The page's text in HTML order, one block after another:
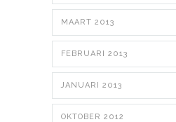
MAART 2013
FEBRUARI 2013
JANUARI 2013
OKTOBER 2012